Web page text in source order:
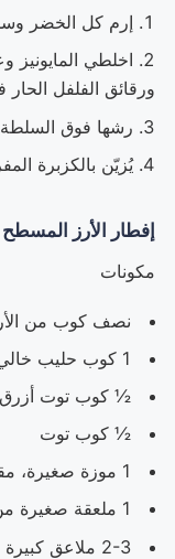
إرم كل الخضر
اخلطي المايونيز
ورقائق الفلفل
رشها فوق
يُزيّن بالكزبرة
إفطار الأرز المسطح
مكونات
نصف كوب من
1 كوب حليب خالي الدسم
½ كوب توت أزرق
½ كوب توت
1 موزة صغيرة، مقطعة
1 ملعقة صغيرة من مسحوق الكاكاو
2-3 ملاعق كبيرة شراب القيقب